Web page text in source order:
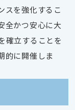
スを強化するこ
全かつ安心に大
確立することを
的に開催しま